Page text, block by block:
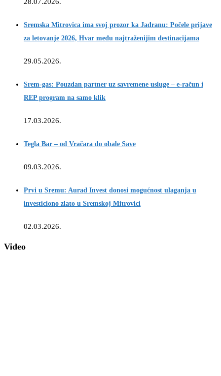
28.07.2026.
Sremska Mitrovica ima svoj prozor ka Jadranu: Počele prijave
za letovanje 2026, Hvar među najtraženijim destinacijama
29.05.2026.
Srem-gas: Pouzdan partner uz savremene usluge – e-račun i
REP program na samo klik
17.03.2026.
Tegla Bar – od Vračara do obale Save
09.03.2026.
Prvi u Sremu: Aurad Invest donosi mogućnost ulaganja u
investiciono zlato u Sremskoj Mitrovici
02.03.2026.
Video